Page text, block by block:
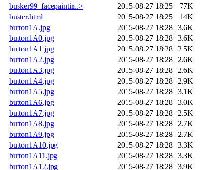
busker99_facepaintin..>
2015-08-27 18:25
77K
buster.html
2015-08-27 18:25
14K
button1A.jpg
2015-08-27 18:28 3.6K
button1A0.jpg
2015-08-27 18:28 3.6K
button1A1.jpg
2015-08-27 18:28
2.5K
button1A2.jpg
2015-08-27 18:28
2.6K
button1A3.jpg
2015-08-27 18:28
2.6K
button1A4.jpg
2015-08-27 18:28
2.9K
button1A5.jpg
2015-08-27 18:28 3.1K
button1A6.jpg
2015-08-27 18:28 3.0K
button1A7.jpg
2015-08-27 18:28
2.5K
button1A8.jpg
2015-08-27 18:28
2.7K
button1A9.jpg
2015-08-27 18:28
2.7K
button1A10.jpg
2015-08-27 18:28 3.3K
button1A11.jpg
2015-08-27 18:28 3.3K
button1A12.jpg
2015-08-27 18:28 3.9K